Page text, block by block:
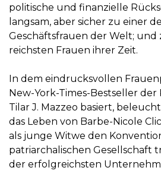
politische und finanzielle
langsam, aber sicher zu einer
Geschäftsfrauen der Welt; und
reichsten Frauen ihrer Zeit.
In dem eindrucksvollen
New-York-Times-Bestseller
Tilar J. Mazzeo basiert,
das Leben von Barbe-Nicole
als junge Witwe den
patriarchalischen Gesellschaft
der erfolgreichsten